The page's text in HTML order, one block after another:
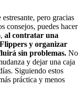
pero gracias
consejos, puedes hacer
al contratar una
y organizar
sin problemas. No
y dejar una caja
Siguiendo estos
práctica y menos